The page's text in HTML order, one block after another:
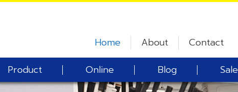
Home About
Contact
Product Online Blog Sale